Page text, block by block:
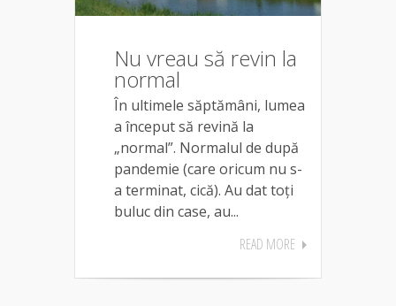
Nu vreau să revin la
normal
În ultimele săptămâni, lumea
a început să revină la
„normal”. Normalul de după
pandemie (care oricum nu s-
a terminat, cică). Au dat toți
buluc din case, au...
READ MORE